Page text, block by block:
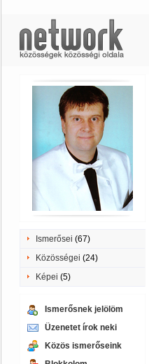
Ismerősei (67)
Közösségei (24)
Képei (5)
Ismerősnek jelölöm
Üzenetet írok neki
Közös ismerőseink